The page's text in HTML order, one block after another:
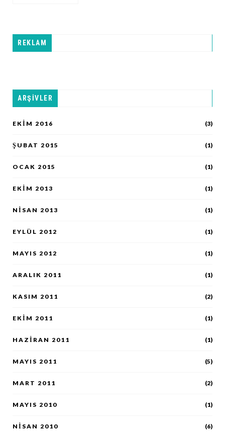
REKLAM
ARŞIVLER
EKIM 2016 (3)
ŞUBAT 2015 (1)
OCAK 2015 (1)
EKIM 2013 (1)
NISAN 2013 (1)
EYLÜL 2012 (1)
MAYIS 2012 (1)
ARALIK 2011 (1)
KASIM 2011 (2)
EKIM 2011 (1)
HAZIRAN 2011 (1)
MAYIS 2011 (5)
MART 2011 (2)
MAYIS 2010 (1)
NISAN 2010 (6)